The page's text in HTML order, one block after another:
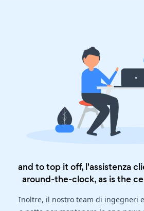
and to top it off, l'assistenza
around-the-clock, as is the
Inoltre, il nostro team di ingegneri